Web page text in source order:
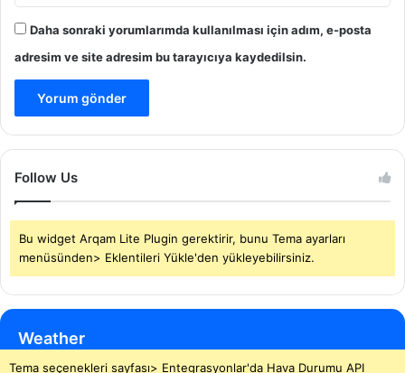
Daha sonraki yorumlarımda kullanılması için adım, e-posta
adresim ve site adresim bu tarayıcıya kaydedilsin.
Follow Us
Bu widget Arqam Lite Plugin gerektirir, bunu Tema ayarları
menüsünden> Eklentileri Yükle'den yükleyebilirsiniz.
Weather
Tema seçenekleri sayfası> Entegrasyonlar'da Hava Durumu API